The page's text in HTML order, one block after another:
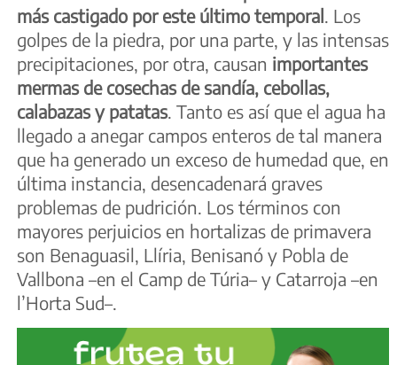
más castigado por este último temporal . Los
golpes de la piedra, por una parte, y las intensas
precipitaciones, por otra, causan importantes
mermas de cosechas de sandía, cebollas,
calabazas y patatas. Tanto es así que el agua ha
llegado a anegar campos enteros de tal manera
que ha generado un exceso de humedad que, en
última instancia, desencadenará graves
problemas de pudrición. Los términos con
mayores perjuicios en hortalizas de primavera
son Benaguasil, Llíria, Benisanó y Pobla de
Vallbona –en el Camp de Túria– y Catarroja –en
l’Horta Sud–.